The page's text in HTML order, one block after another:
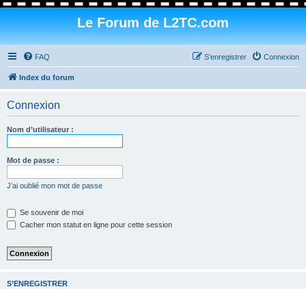
Le Forum de L2TC.com
FAQ Connexion
S’enregistrer
Index du forum
Connexion
Nom d’utilisateur :
Mot de passe :
J’ai oublié mon mot de passe
Se souvenir de moi
Cacher mon statut en ligne pour cette session
S’ENREGISTRER